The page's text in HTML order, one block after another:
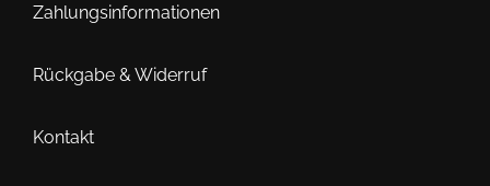
Zahlungsinformationen
Rückgabe & Widerruf
Kontakt